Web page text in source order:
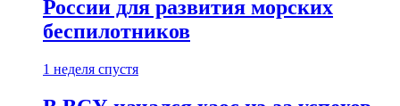
России для развития морских
беспилотников
1 неделя спустя